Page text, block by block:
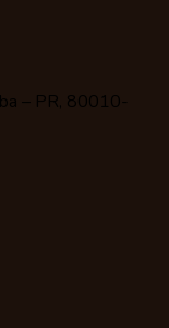
– PR, 80010-